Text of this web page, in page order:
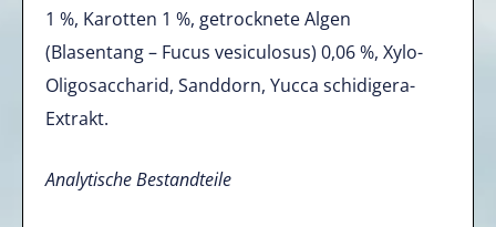
1 %, Karotten 1 %, getrocknete Algen
(Blasentang – Fucus vesiculosus) 0,06 %, Xylo-
Oligosaccharid, Sanddorn, Yucca schidigera-
Extrakt.
Analytische Bestandteile